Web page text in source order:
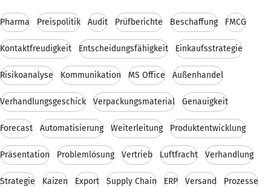
Pharma Preispolitik Audit Prüfberichte Beschaffung FMCG
Kontaktfreudigkeit Entscheidungsfähigkeit Einkaufsstrategie
Risikoanalyse Kommunikation MS Office Außenhandel
Verhandlungsgeschick Verpackungsmaterial Genauigkeit
Forecast Automatisierung Weiterleitung Produktentwicklung
Präsentation Problemlösung Vertrieb Luftfracht Verhandlung
Strategie Kaizen Export Supply Chain ERP Versand Prozesse